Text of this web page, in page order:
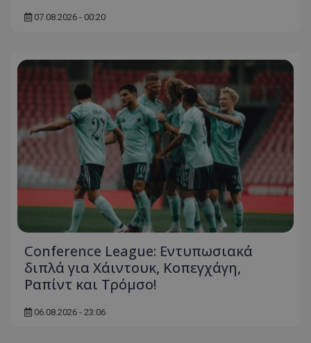
07.08.2026 - 00:20
Conference League: Εντυπωσιακά
διπλά για Χάιντουκ, Κοπεγχάγη,
Ραπίντ και Τρόμσο!
06.08.2026 - 23:06